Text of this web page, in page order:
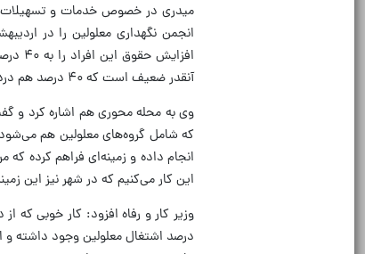
میدری در خصوص خدمات و تسهیلات
آنقدر ضعیف است که ۴۰ درصد هم دردی را از آن‌ها دوا نمی‌کند.
وی به محله محوری هم اشاره کرد و
که شامل گروه‌های معلولین هم
انجام داده و زمینه‌ای فراهم کرده
این کار می‌کنیم که در شهر نیز این
وزیر کار و رفاه افزود: کار خوبی
درصد اشتغال معلولین وجود داشته